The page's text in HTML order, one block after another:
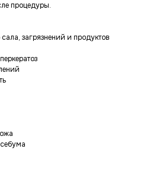
процедуры.
загрязнений и продуктов